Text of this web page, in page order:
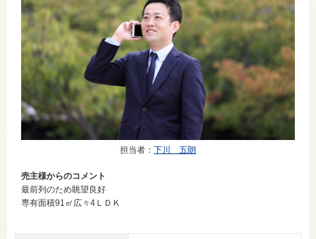
担当者 ： 下川 五朗
売主様からのコメント
最前列のため眺望良好
専有面積91㎡広々4ＬＤＫ